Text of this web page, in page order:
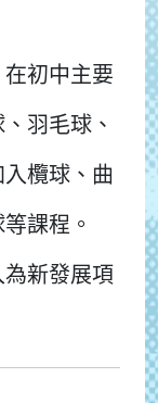
初中主要
羽毛球、
欖球、曲
課程。
新發展項